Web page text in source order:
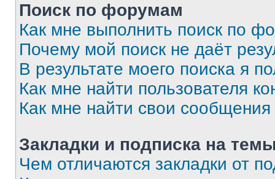
Поиск по форумам
Как мне выполнить поиск по
Почему мой поиск не даёт
В результате моего поиска я
Как мне найти пользователя
Как мне найти свои
Закладки и подписка на
Чем отличаются закладки от